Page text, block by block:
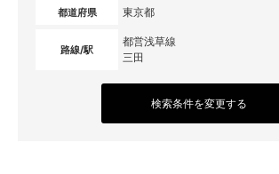
都道府県 東京都
路線/駅
都営浅草線
三田
検索条件を変更する